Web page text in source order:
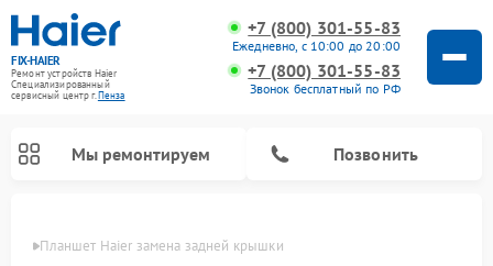
FIX-HAIER
Ремонт устройств Haier
Специализированный
cервисный центр г.Пенза
+7 (800) 301-55-83
Ежедневно, с 10:00 до 20:00
+7 (800) 301-55-83
Звонок бесплатный по РФ
Мы ремонтируем Позвонить
Планшет Haier замена задней крышки